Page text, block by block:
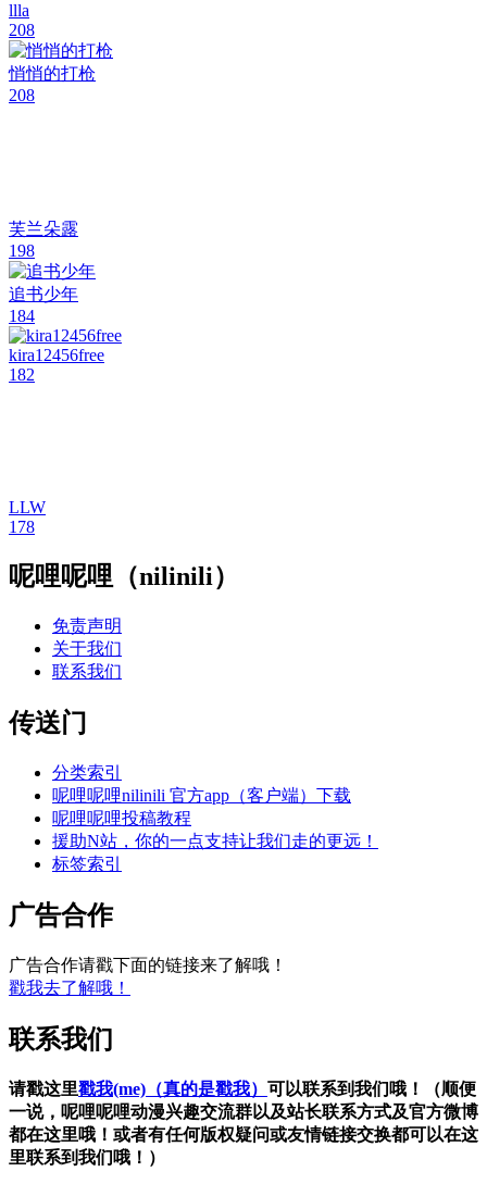
llla
208
悄悄的打枪
208
芙兰朵露
198
追书少年
184
kira12456free
182
LLW
178
呢哩呢哩（nilinili）
免责声明
关于我们
联系我们
传送门
分类索引
呢哩呢哩nilinili 官方app（客户端）下载
呢哩呢哩投稿教程
援助N站，你的一点支持让我们走的更远！
标签索引
广告合作
广告合作请戳下面的链接来了解哦！
戳我去了解哦！
联系我们
请戳这里戳我(me)（真的是戳我） 可以联系到我们哦！（顺便
一说，呢哩呢哩动漫兴趣交流群以及站长联系方式及官方微博
都在这里哦！或者有任何版权疑问或友情链接交换都可以在这
里联系到我们哦！）